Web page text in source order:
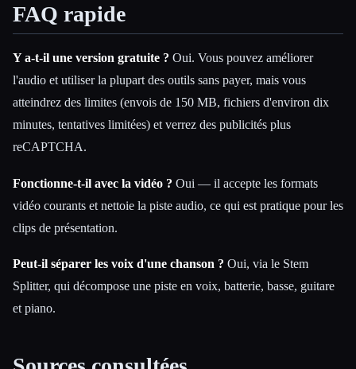
FAQ rapide
Y a-t-il une version gratuite ? Oui. Vous pouvez améliorer
l'audio et utiliser la plupart des outils sans payer, mais vous
atteindrez des limites (envois de 150 MB, fichiers d'environ dix
minutes, tentatives limitées) et verrez des publicités plus
reCAPTCHA.
Fonctionne-t-il avec la vidéo ? Oui — il accepte les formats
vidéo courants et nettoie la piste audio, ce qui est pratique pour les
clips de présentation.
Peut-il séparer les voix d'une chanson ? Oui, via le Stem
Splitter, qui décompose une piste en voix, batterie, basse, guitare
et piano.